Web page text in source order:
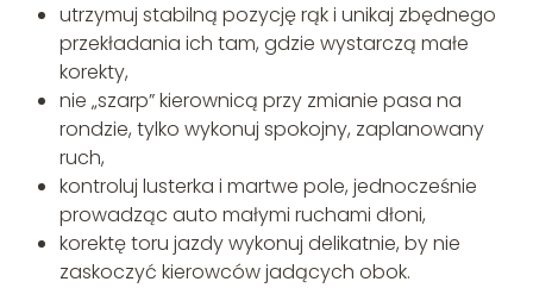
utrzymuj stabilną pozycję rąk i unikaj zbędnego
przekładania ich tam, gdzie wystarczą małe
korekty,
nie „szarp” kierownicą przy zmianie pasa na
rondzie, tylko wykonuj spokojny, zaplanowany
ruch,
kontroluj lusterka i martwe pole, jednocześnie
prowadząc auto małymi ruchami dłoni,
korektę toru jazdy wykonuj delikatnie, by nie
zaskoczyć kierowców jadących obok.